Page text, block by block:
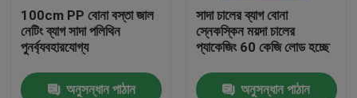
কারখানা ভ্রমণ
মান নিয়ন্ত্রণ
100cm PP বোনা বস্তা জাল
নেটিং ব্যাগ সাদা পলিথিন
পুনর্ব্যবহারযোগ্য
অনুসন্ধান পাঠান
সাদা চালের ব্যাগ বোনা
স্নেকস্কিন ময়দা চালের
প্যাকেজিং 60 কেজি লোড হচ্ছে
অনুসন্ধান পাঠান